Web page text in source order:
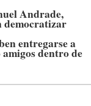
Andrade,
democratizar
entregarse a
dentro de